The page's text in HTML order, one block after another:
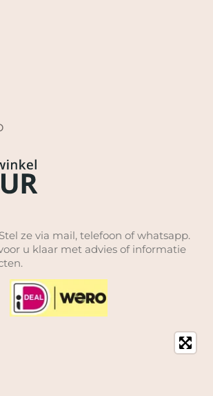
ze via mail, telefoon of whatsapp.
u klaar met advies of informatie